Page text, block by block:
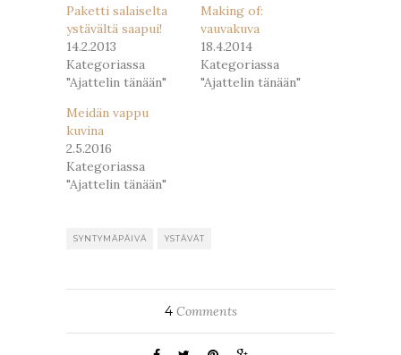
Paketti salaiselta
ystävältä saapui!
14.2.2013
Kategoriassa
"Ajattelin tänään"
Making of:
vauvakuva
18.4.2014
Kategoriassa
"Ajattelin tänään"
Meidän vappu
kuvina
2.5.2016
Kategoriassa
"Ajattelin tänään"
SYNTYMÄPÄIVÄ YSTÄVÄT
4Comments